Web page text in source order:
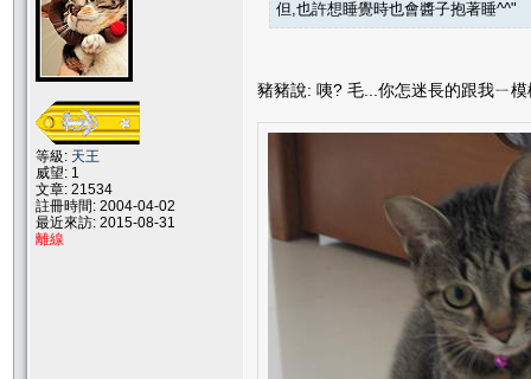
等級: 天王
威望: 1
文章: 21534
註冊時間: 2004-04-02
最近來訪: 2015-08-31
離線
但,也許想睡覺時也會醬子抱著睡^^"
豬豬說: 咦? 毛...你怎迷長的跟我ㄧ